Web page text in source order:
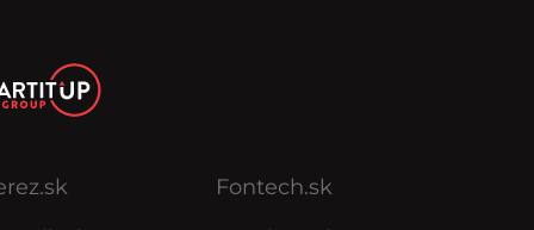
Fontech.sk